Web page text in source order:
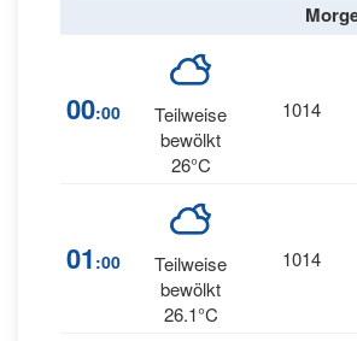
00:00
Teilweise
bewölkt
26°C
1014
01 :00
Teilweise
bewölkt
26.1°C
1014